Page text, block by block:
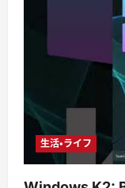
生活・ライフ